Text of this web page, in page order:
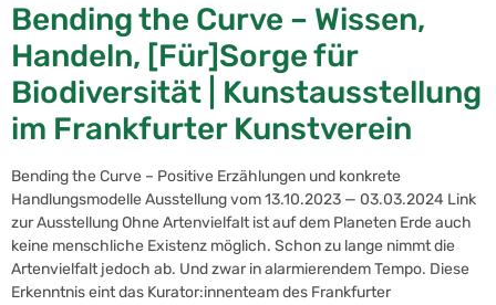
Bending the Curve – Wissen,
Handeln, [Für]Sorge für
Biodiversität | Kunstausstellung
im Frankfurter Kunstverein
Bending the Curve – Positive Erzählungen und konkrete
Handlungsmodelle Ausstellung vom 13.10.2023 — 03.03.2024 Link
zur Ausstellung Ohne Artenvielfalt ist auf dem Planeten Erde auch
keine menschliche Existenz möglich. Schon zu lange nimmt die
Artenvielfalt jedoch ab. Und zwar in alarmierendem Tempo. Diese
Erkenntnis eint das Kurator:innenteam des Frankfurter